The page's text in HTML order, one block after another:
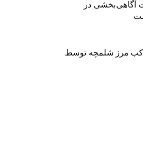
آگاهی‌بخشی در
مرز شلمچه توسط